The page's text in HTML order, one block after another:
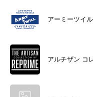
アーミーツイ
アルチザン コ